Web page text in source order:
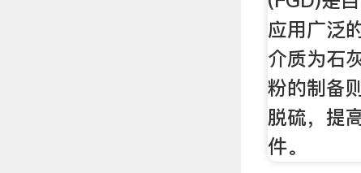
应用广泛
介质为石
粉的制备
脱硫，提
件。